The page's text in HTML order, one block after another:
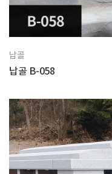
납골
납골 B-058